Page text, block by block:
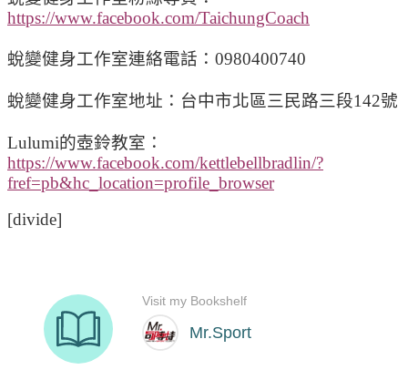
https://www.facebook.com/TaichungCoach
蛻變健身工作室連絡電話：0980400740
蛻變健身工作室地址：台中市北區三民路三段142號
Lulumi的壺鈴教室：
https://www.facebook.com/kettlebellbradlin/?
fref=pb&hc_location=profile_browser
[divide]